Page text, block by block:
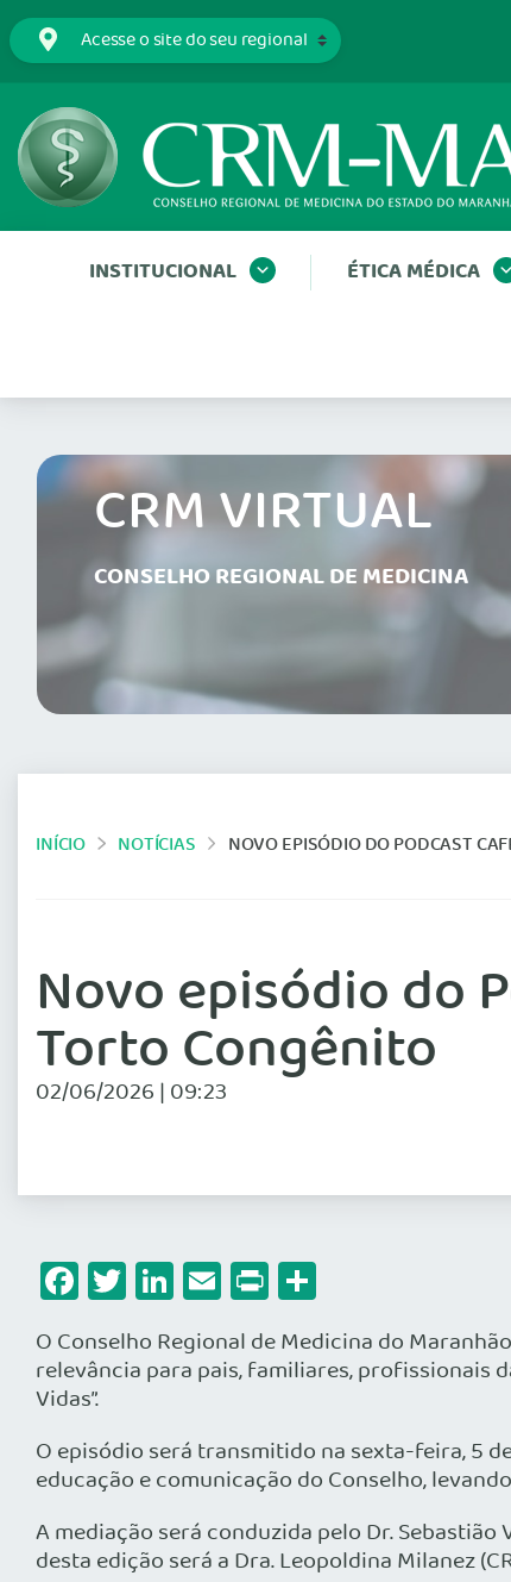
INSTITUCIONAL ÉTICA MÉDICA
CRM VIRTUAL
CONSELHO REGIONAL DE MEDICINA
INÍCIO NOTÍCIAS NOVO EPISÓDIO DO PODCAST
Novo episódio do
Torto Congênito
02/06/2026 | 09:23
Facebook
Twitter
LinkedIn
Email
Print
O Conselho Regional de Medicina do
relevância para pais, familiares, profissionais
Vidas”.
O episódio será transmitido na sexta-feira, 5
educação e comunicação do Conselho,
A mediação será conduzida pelo Dr.
desta edição será a Dra. Leopoldina Milanez